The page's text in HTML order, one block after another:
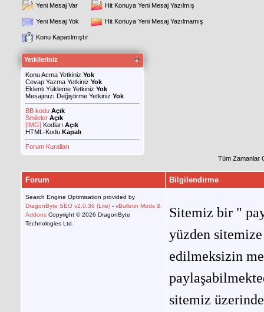
Yeni Mesaj Var Hit Konuya Yeni Mesaj Yazılmış
Yeni Mesaj Yok Hit Konuya Yeni Mesaj Yazılmamış
Konu Kapatılmıştır
Yetkileriniz
Konu Acma Yetkiniz Yok
Cevap Yazma Yetkiniz Yok
Eklenti Yükleme Yetkiniz Yok
Mesajınızı Değiştirme Yetkiniz Yok
BB kodu Açık
Smileler Açık
[IMG] Kodları Açık
HTML-Kodu Kapalı
Forum Kuralları
Tüm Zamanlar
Forum Bilgilendirme
Search Engine Optimisation provided by
DragonByte SEO v2.0.36 (Lite) - vBulletin Mods &
Addons Copyright © 2026 DragonByte
Technologies Ltd.
Sitemiz bir "
yüzden
edilmeksizin
sitemiz